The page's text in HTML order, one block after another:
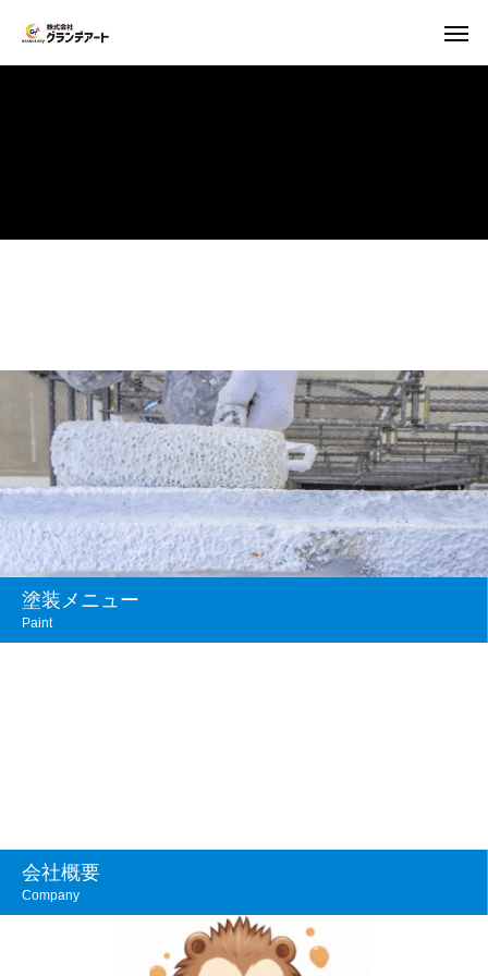
塗装メニュー
Paint
会社概要
Company